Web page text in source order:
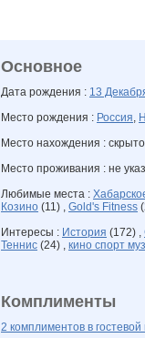
Основное
Дата рождения : 13
Место рождения : Россия,
Место нахождения : скрыто
Место проживания : не
Любимые места :
Козино (11) , Gold's Fitness
Интересы : История (172) ,
Теннис (24) , кино спорт
Комплименты
2 комплиментов в гостевой